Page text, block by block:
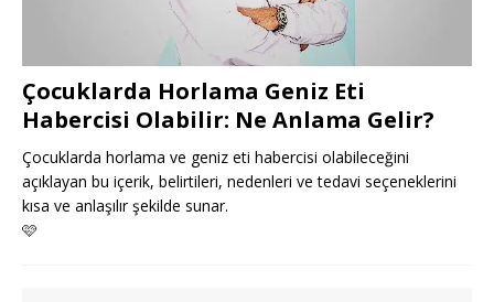
Çocuklarda Horlama Geniz Eti
Habercisi Olabilir: Ne Anlama Gelir?
Çocuklarda horlama ve geniz eti habercisi olabileceğini
açıklayan bu içerik, belirtileri, nedenleri ve tedavi seçeneklerini
kısa ve anlaşılır şekilde sunar.
🩷